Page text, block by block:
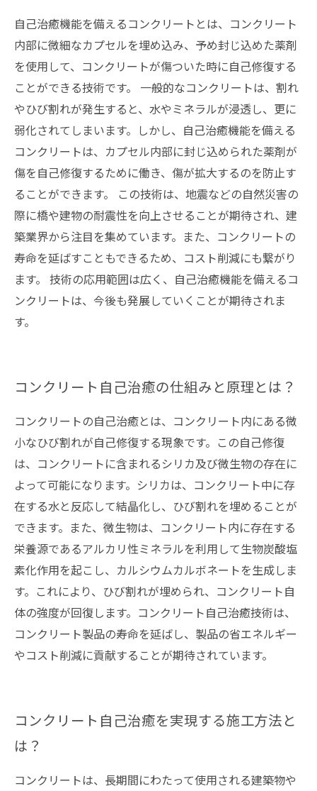
自己治癒機能を備えるコンクリートとは、コンクリート
内部に微細なカプセルを埋め込み、予め封じ込めた薬剤
を使用して、コンクリートが傷ついた時に自己修復する
ことができる技術です。 一般的なコンクリートは、割れ
やひび割れが発生すると、水やミネラルが浸透し、更に
弱化されてしまいます。しかし、自己治癒機能を備える
コンクリートは、カプセル内部に封じ込められた薬剤が
傷を自己修復するために働き、傷が拡大するのを防止す
ることができます。 この技術は、地震などの自然災害の
際に橋や建物の耐震性を向上させることが期待され、建
築業界から注目を集めています。また、コンクリートの
寿命を延ばすこともできるため、コスト削減にも繋がり
ます。 技術の応用範囲は広く、自己治癒機能を備えるコ
ンクリートは、今後も発展していくことが期待されま
す。
コンクリート自己治癒の仕組みと原理とは？
コンクリートの自己治癒とは、コンクリート内にある微
小なひび割れが自己修復する現象です。この自己修復
は、コンクリートに含まれるシリカ及び微生物の存在に
よって可能になります。シリカは、コンクリート中に存
在する水と反応して結晶化し、ひび割れを埋めることが
できます。また、微生物は、コンクリート内に存在する
栄養源であるアルカリ性ミネラルを利用して生物炭酸塩
素化作用を起こし、カルシウムカルボネートを生成しま
す。これにより、ひび割れが埋められ、コンクリート自
体の強度が回復します。コンクリート自己治癒技術は、
コンクリート製品の寿命を延ばし、製品の省エネルギー
やコスト削減に貢献することが期待されています。
コンクリート自己治癒を実現する施工方法と
は？
コンクリートは、長期間にわたって使用される建築物や